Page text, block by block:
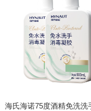
海氏海诺75度酒精免洗洗